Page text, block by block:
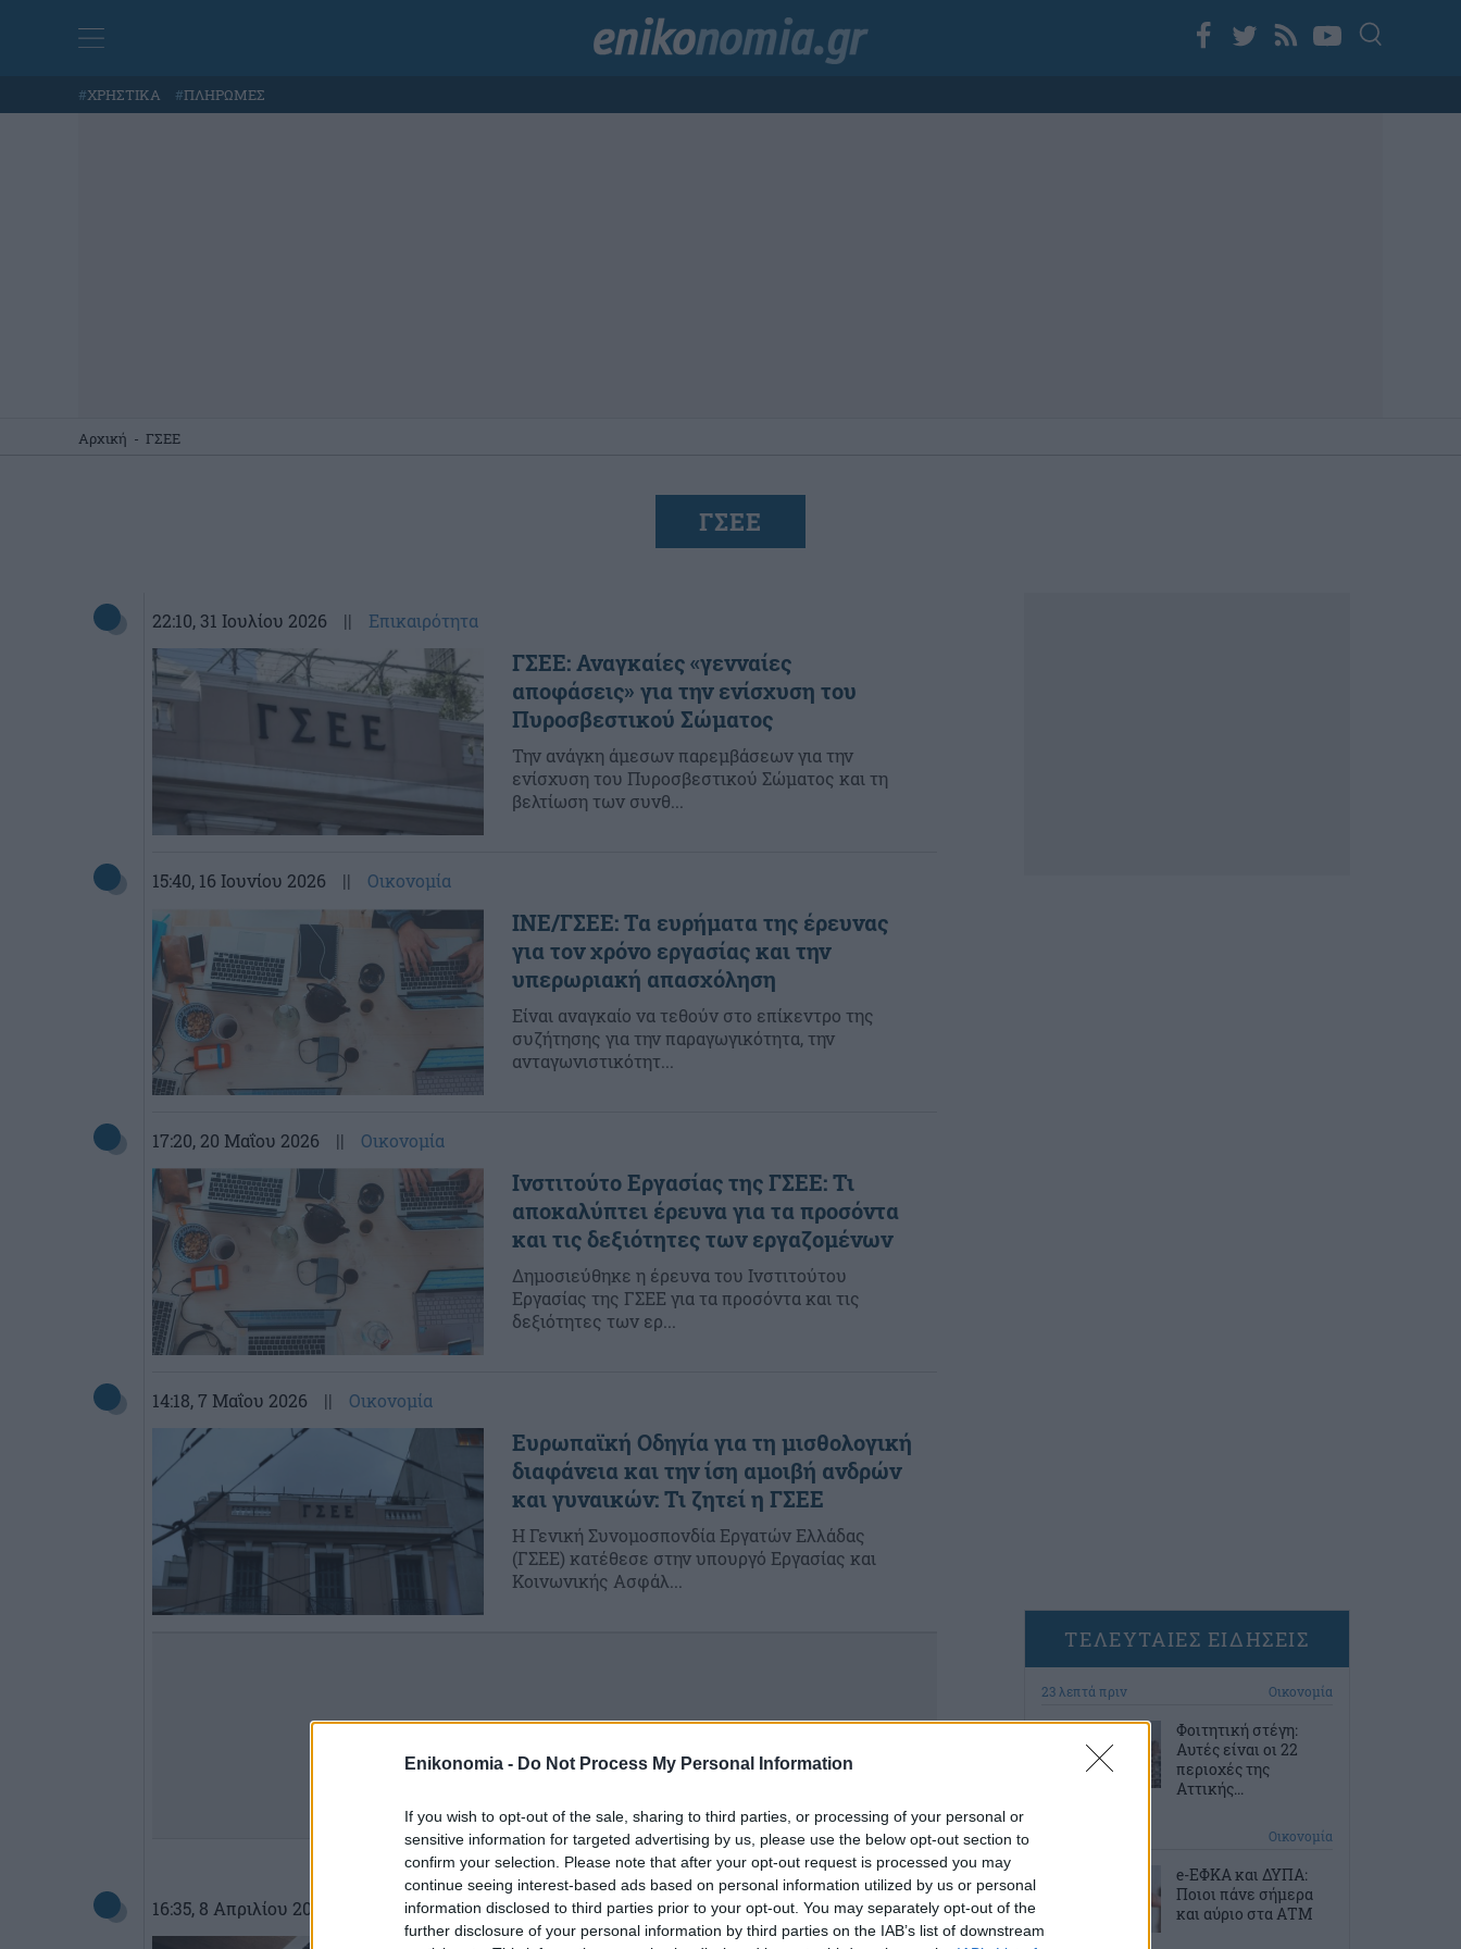
Enikonomia - Do Not Process My Personal Information
If you wish to opt-out of the sale, sharing to third parties, or processing of your personal or
sensitive information for targeted advertising by us, please use the below opt-out section to
confirm your selection. Please note that after your opt-out request is processed you may
continue seeing interest-based ads based on personal information utilized by us or personal
information disclosed to third parties prior to your opt-out. You may separately opt-out of the
further disclosure of your personal information by third parties on the IAB’s list of downstream
#ΧΡΗΣΤΙΚΑ #ΠΛΗΡΩΜΕΣ
Αρχική - ΓΣΕΕ
ΓΣΕΕ
22:10, 31 Ιουλίου 2026 || Επικαιρότητα
ΓΣΕΕ: Αναγκαίες «γενναίες
αποφάσεις» για την ενίσχυση του
Πυροσβεστικού Σώματος
Την ανάγκη άμεσων παρεμβάσεων για την
ενίσχυση του Πυροσβεστικού Σώματος και τη
βελτίωση των συνθ...
15:40, 16 Ιουνίου 2026 || Οικονομία
ΙΝΕ/ΓΣΕΕ: Τα ευρήματα της έρευνας
για τον χρόνο εργασίας και την
υπερωριακή απασχόληση
Είναι αναγκαίο να τεθούν στο επίκεντρο της
συζήτησης για την παραγωγικότητα, την
ανταγωνιστικότητ...
17:20, 20 Μαΐου 2026 || Οικονομία
Ινστιτούτο Εργασίας της ΓΣΕΕ: Τι
αποκαλύπτει έρευνα για τα προσόντα
και τις δεξιότητες των εργαζομένων
Δημοσιεύθηκε η έρευνα του Ινστιτούτου
Εργασίας της ΓΣΕΕ για τα προσόντα και τις
δεξιότητες των ερ...
14:18, 7 Μαΐου 2026 || Οικονομία
Ευρωπαϊκή Οδηγία για τη μισθολογική
διαφάνεια και την ίση αμοιβή ανδρών
και γυναικών: Τι ζητεί η ΓΣΕΕ
Η Γενική Συνομοσπονδία Εργατών Ελλάδας
(ΓΣΕΕ) κατέθεσε στην υπουργό Εργασίας και
Κοινωνικής Ασφάλ...
16:35, 8 Απριλίου 2026 Οικονομία
ΤΕΛΕΥΤΑΙΕΣ ΕΙΔΗΣΕΙΣ
23 λεπτά πριν Οικονομία
Φοιτητική στέγη:
Aυτές είναι οι 22
περιοχές της
Αττικής...
Οικονομία
e-ΕΦΚΑ και ΔΥΠΑ:
Ποιοι πάνε σήμερα
και αύριο στα ΑΤΜ